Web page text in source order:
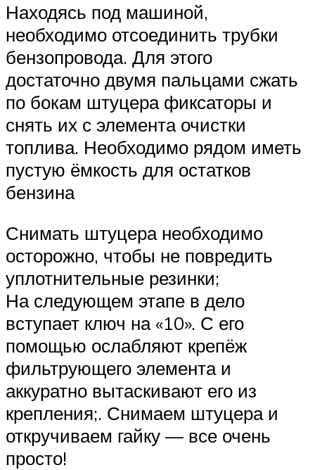
Находясь под машиной,
необходимо отсоединить трубки
бензопровода. Для этого
достаточно двумя пальцами сжать
по бокам штуцера фиксаторы и
снять их с элемента очистки
топлива. Необходимо рядом иметь
пустую ёмкость для остатков
бензина
Снимать штуцера необходимо
осторожно, чтобы не повредить
уплотнительные резинки;
На следующем этапе в дело
вступает ключ на «10». С его
помощью ослабляют крепёж
фильтрующего элемента и
аккуратно вытаскивают его из
крепления;. Снимаем штуцера и
откручиваем гайку — все очень
просто!